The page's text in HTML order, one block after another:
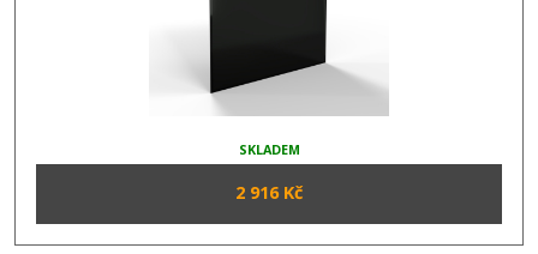
SKLADEM
2 916 Kč